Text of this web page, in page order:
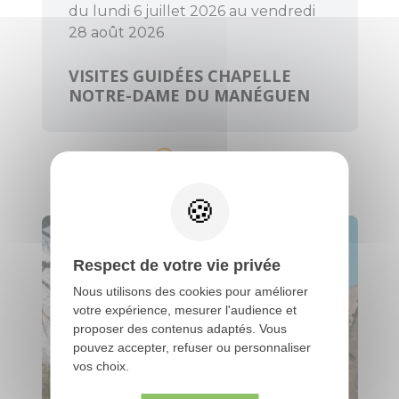
du lundi 6 juillet 2026 au vendredi
28 août 2026
VISITES GUIDÉES CHAPELLE
NOTRE-DAME DU MANÉGUEN
Respect de votre vie privée
Nous utilisons des cookies pour améliorer
votre expérience, mesurer l'audience et
proposer des contenus adaptés. Vous
pouvez accepter, refuser ou personnaliser
vos choix.